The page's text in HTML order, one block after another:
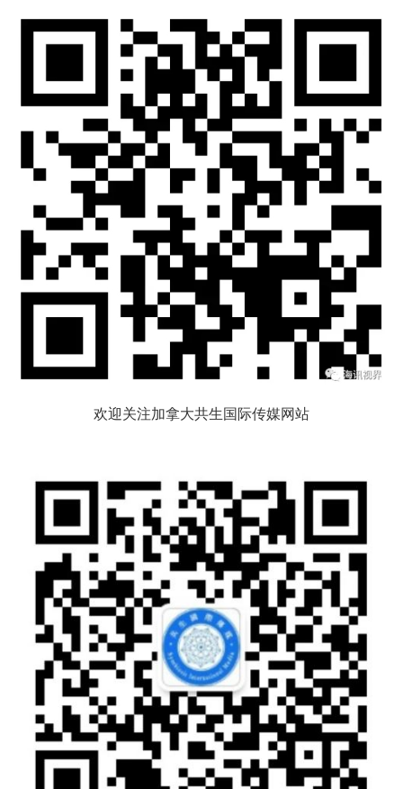
欢迎关注加拿大共生国际传媒网站